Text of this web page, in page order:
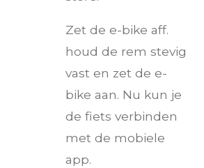
Zet de e-bike aff.
houd de rem stevig
vast en zet de e-
bike aan. Nu kun je
de fiets verbinden
met de mobiele
app.